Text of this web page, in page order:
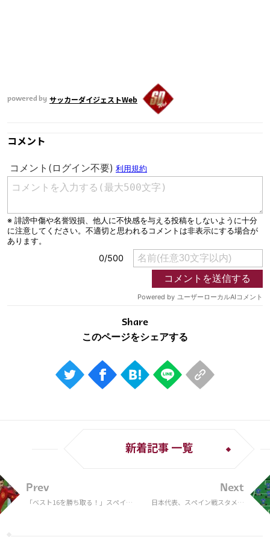
powered by サッカーダイジェストWeb
コメント
Share
Prev
「ベスト16を勝ち取る！」スペイン
新着記事 一覧
Next
日本代表、スペイン戦スタメン